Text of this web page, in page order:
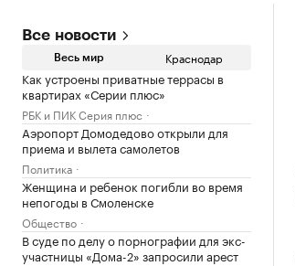
Все новости
Весь мир Краснодар
Как устроены приватные террасы в
квартирах «Серии плюс»
РБК и ПИК Серия плюс
Аэропорт Домодедово открыли для
приема и вылета самолетов
Политика
Женщина и ребенок погибли во время
непогоды в Смоленске
Общество
В суде по делу о порнографии для экс-
участницы «Дома-2» запросили арест